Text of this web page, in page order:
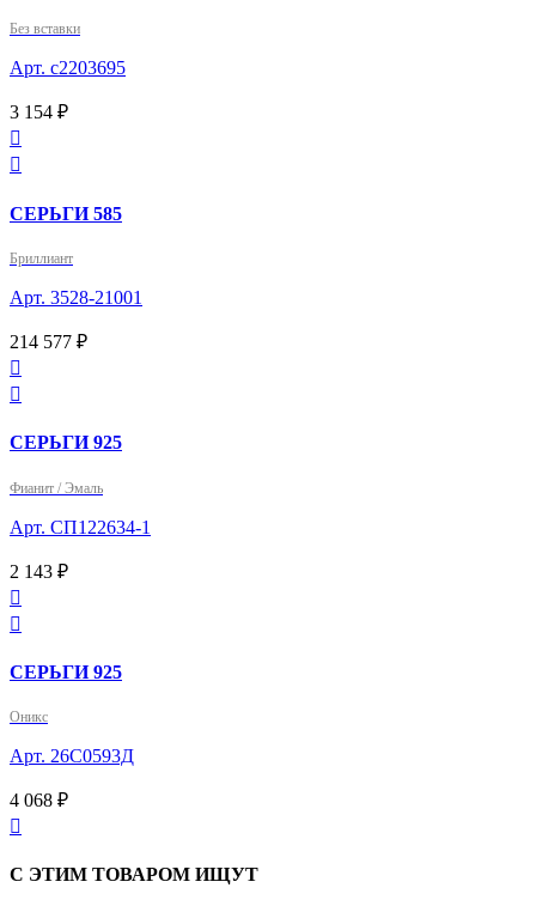
Без вставки
Арт. с2203695
3 154 ₽


СЕРЬГИ 585
Бриллиант
Арт. 3528-21001
214 577 ₽


СЕРЬГИ 925
Фианит / Эмаль
Арт. СП122634-1
2 143 ₽


СЕРЬГИ 925
Оникс
Арт. 26С0593Д
4 068 ₽

С ЭТИМ ТОВАРОМ ИЩУТ